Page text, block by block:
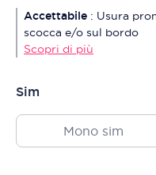
Accettabile : Usura
scocca e/o sul bordo
Scopri di più
Sim
Mono sim